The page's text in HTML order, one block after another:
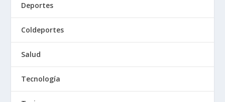
Deportes
Coldeportes
Salud
Tecnología